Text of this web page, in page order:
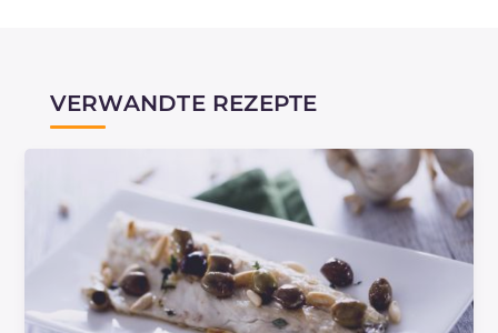
VERWANDTE REZEPTE